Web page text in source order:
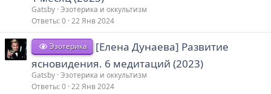
Gatsby Эзотерика и оккультизм
Ответы 0 22 Янв 2024
Эзотерика
[Елена Дунаева] Развитие
ясновидения. 6 медитаций (2023)
Gatsby Эзотерика и оккультизм
Ответы 0 22 Янв 2024